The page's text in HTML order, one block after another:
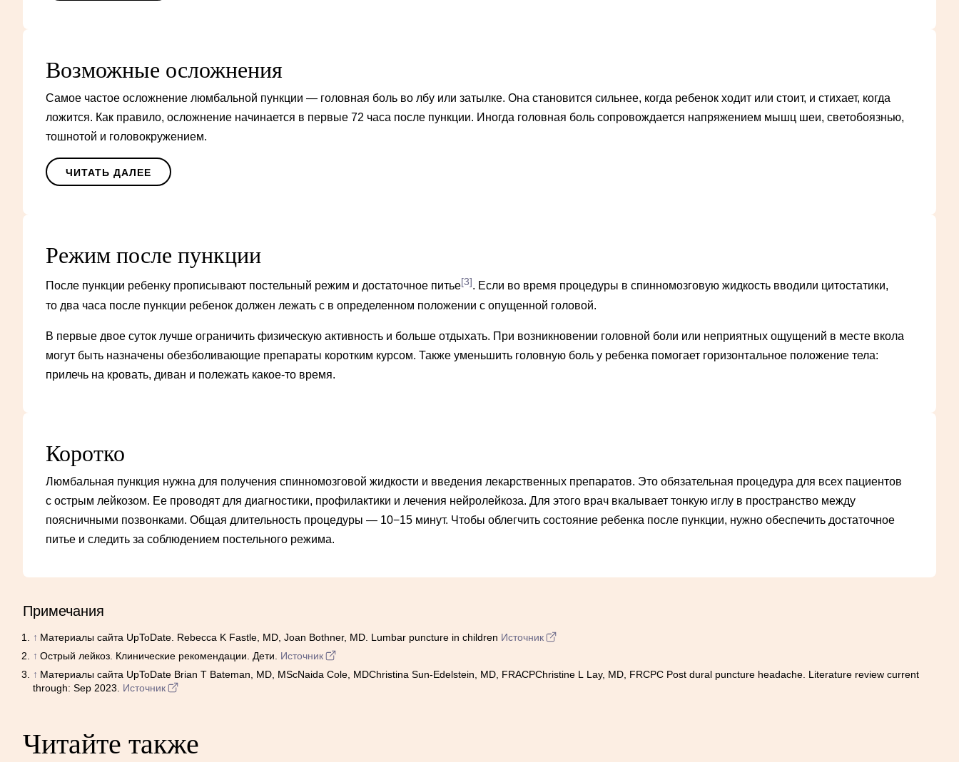
Возможные осложнения
Самое частое осложнение люмбальной пункции — головная боль во лбу или затылке. Она становится сильнее, когда ребенок ходит или стоит, и стихает, когда
ложится. Как правило, осложнение начинается в первые 72 часа после пункции. Иногда головная боль сопровождается напряжением мышц шеи, светобоязнью,
тошнотой и головокружением.
ЧИТАТЬ ДАЛЕЕ
Режим после пункции
После пункции ребенку прописывают постельный режим и достаточное питье[3]. Если во время процедуры в спинномозговую жидкость вводили цитостатики,
то два часа после пункции ребенок должен лежать с в определенном положении с опущенной головой.
В первые двое суток лучше ограничить физическую активность и больше отдыхать. При возникновении головной боли или неприятных ощущений в месте вкола
могут быть назначены обезболивающие препараты коротким курсом. Также уменьшить головную боль у ребенка помогает горизонтальное положение тела:
прилечь на кровать, диван и полежать какое-то время.
Коротко
Люмбальная пункция нужна для получения спинномозговой жидкости и введения лекарственных препаратов. Это обязательная процедура для всех пациентов
с острым лейкозом. Ее проводят для диагностики, профилактики и лечения нейролейкоза. Для этого врач вкалывает тонкую иглу в пространство между
поясничными позвонками. Общая длительность процедуры — 10−15 минут. Чтобы облегчить состояние ребенка после пункции, нужно обеспечить достаточное
питье и следить за соблюдением постельного режима.
Примечания
↑ Материалы сайта UpToDate. Rebecca K Fastle, MD, Joan Bothner, MD. Lumbar puncture in children Источник
↑ Острый лейкоз. Клинические рекомендации. Дети. Источник
↑ Материалы сайта UpToDate Brian T Bateman, MD, MScNaida Cole, MDChristina Sun-Edelstein, MD, FRACPChristine L Lay, MD, FRCPC Post dural puncture headache. Literature review current
through: Sep 2023. Источник
Читайте также